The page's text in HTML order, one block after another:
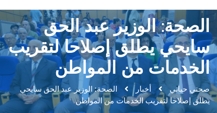
الصحة: الوزير عبد الحق
سايحي يطلق إصلاحا لتقريب
الخدمات من المواطن
صحتي حياتي أخبار
الصحة: الوزير عبد الحق سايحي
يطلق إصلاحا لتقريب الخدمات من المواطن